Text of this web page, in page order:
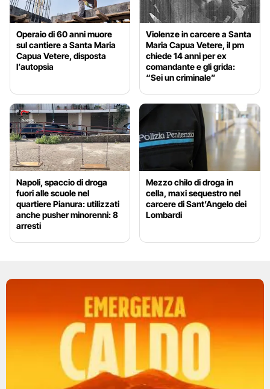
Operaio di 60 anni muore
sul cantiere a Santa Maria
Capua Vetere, disposta
l’autopsia
Violenze in carcere a Santa
Maria Capua Vetere, il pm
chiede 14 anni per ex
comandante e gli grida:
“Sei un criminale”
Napoli, spaccio di droga
fuori alle scuole nel
quartiere Pianura: utilizzati
anche pusher minorenni: 8
arresti
Mezzo chilo di droga in
cella, maxi sequestro nel
carcere di Sant’Angelo dei
Lombardi